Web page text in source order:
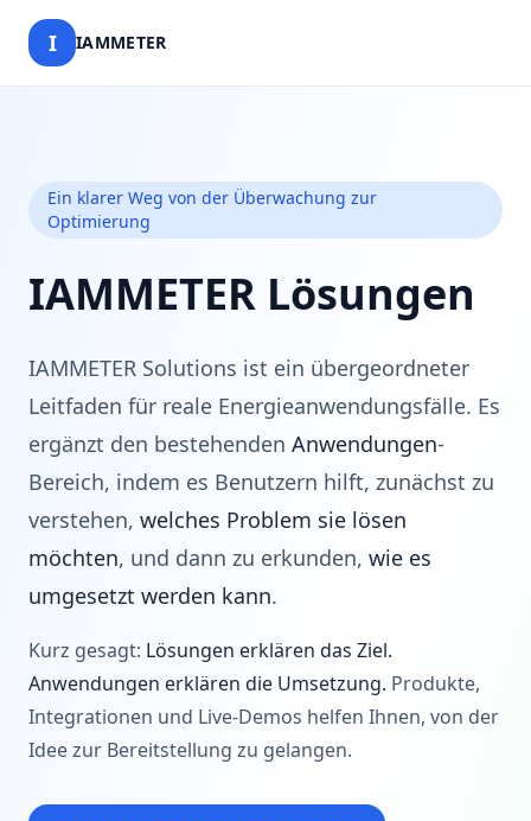
I IAMMETER
Ein klarer Weg von der Überwachung zur
Optimierung
IAMMETER Lösungen
IAMMETER Solutions ist ein übergeordneter
Leitfaden für reale Energieanwendungsfälle. Es
ergänzt den bestehenden Anwendungen-
Bereich, indem es Benutzern hilft, zunächst zu
verstehen, welches Problem sie lösen
möchten, und dann zu erkunden, wie es
umgesetzt werden kann.
Kurz gesagt: Lösungen erklären das Ziel.
Anwendungen erklären die Umsetzung. Produkte,
Integrationen und Live-Demos helfen Ihnen, von der
Idee zur Bereitstellung zu gelangen.